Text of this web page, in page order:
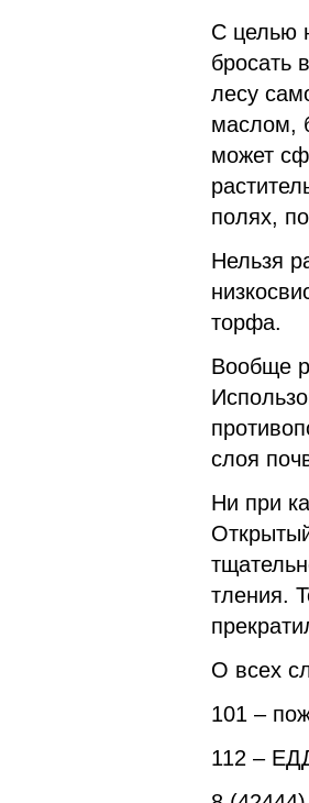
С целью
бросать
лесу
маслом,
может
полях,
Нельзя
торфа.
Вообще
слоя
Ни при
тления.
О всех
101 –
112 –